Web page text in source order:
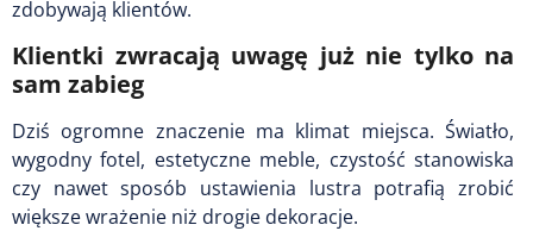
zdobywają klientów.
Klientki zwracają uwagę już nie tylko na
sam zabieg
Dziś ogromne znaczenie ma klimat miejsca. Światło,
wygodny fotel, estetyczne meble, czystość stanowiska
czy nawet sposób ustawienia lustra potrafią zrobić
większe wrażenie niż drogie dekoracje.